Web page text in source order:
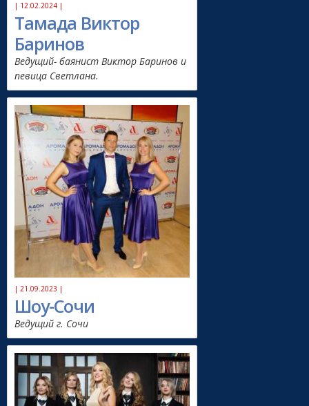
| 12.02.2024 |
Тамада Виктор
Баринов
Ведущий- баянист Виктор Баринов и
певица Светлана.
| 21.09.2023 |
Шоу-Сочи
Ведущий г. Сочи